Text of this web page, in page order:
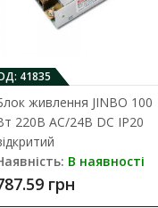
41835
живлення JINBO 100
220В AC/24В DC IP20
В наявності
грн